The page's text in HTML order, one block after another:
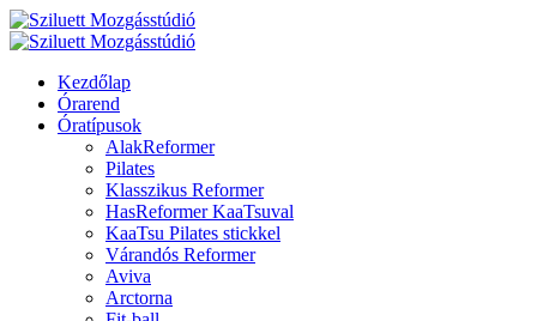
Kezdőlap
Órarend
Óratípusok
AlakReformer
Pilates
Klasszikus Reformer
HasReformer KaaTsuval
KaaTsu Pilates stickkel
Várandós Reformer
Aviva
Arctorna